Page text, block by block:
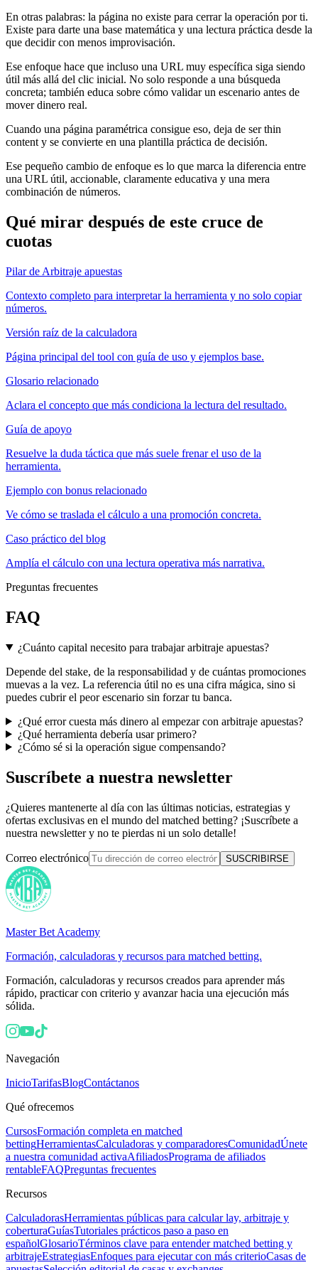
En otras palabras: la página no existe para cerrar la operación por ti.
Existe para darte una base matemática y una lectura práctica desde la
que decidir con menos improvisación.
Ese enfoque hace que incluso una URL muy específica siga siendo
útil más allá del clic inicial. No solo responde a una búsqueda
concreta; también educa sobre cómo validar un escenario antes de
mover dinero real.
Cuando una página paramétrica consigue eso, deja de ser thin
content y se convierte en una plantilla práctica de decisión.
Ese pequeño cambio de enfoque es lo que marca la diferencia entre
una URL útil, accionable, claramente educativa y una mera
combinación de números.
Qué mirar después de este cruce de
cuotas
Pilar de Arbitraje apuestas
Contexto completo para interpretar la herramienta y no solo copiar
números.
Versión raíz de la calculadora
Página principal del tool con guía de uso y ejemplos base.
Glosario relacionado
Aclara el concepto que más condiciona la lectura del resultado.
Guía de apoyo
Resuelve la duda táctica que más suele frenar el uso de la
herramienta.
Ejemplo con bonus relacionado
Ve cómo se traslada el cálculo a una promoción concreta.
Caso práctico del blog
Amplía el cálculo con una lectura operativa más narrativa.
Preguntas frecuentes
FAQ
¿Cuánto capital necesito para trabajar arbitraje apuestas?
Depende del stake, de la responsabilidad y de cuántas promociones
muevas a la vez. La referencia útil no es una cifra mágica, sino si
puedes cubrir el peor escenario sin forzar tu banca.
¿Qué error cuesta más dinero al empezar con arbitraje apuestas?
¿Qué herramienta debería usar primero?
¿Cómo sé si la operación sigue compensando?
Suscríbete a nuestra newsletter
¿Quieres mantenerte al día con las últimas noticias, estrategias y
ofertas exclusivas en el mundo del matched betting? ¡Suscríbete a
nuestra newsletter y no te pierdas ni un solo detalle!
Correo electrónico SUSCRIBIRSE
Master Bet Academy
Formación, calculadoras y recursos para matched betting.
Formación, calculadoras y recursos creados para aprender más
rápido, practicar con criterio y avanzar hacia una ejecución más
sólida.
Navegación
InicioTarifasBlogContáctanos
Qué ofrecemos
CursosFormación completa en matched
bettingHerramientasCalculadoras y comparadoresComunidadÚnete
a nuestra comunidad activaAfiliadosPrograma de afiliados
rentableFAQPreguntas frecuentes
Recursos
CalculadorasHerramientas públicas para calcular lay, arbitraje y
coberturaGuíasTutoriales prácticos paso a paso en
españolGlosarioTérminos clave para entender matched betting y
arbitrajeEstrategiasEnfoques para ejecutar con más criterioCasas de